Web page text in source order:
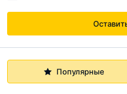
Популярные